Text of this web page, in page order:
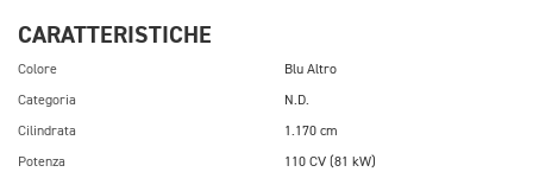
CARATTERISTICHE
Colore Blu Altro
Categoria N.D.
Cilindrata 1.170 cm
Potenza 110 CV (81 kW)